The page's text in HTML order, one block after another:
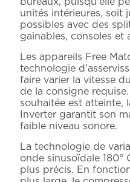
unités intérieures, soit
possibles avec des
gainables, consoles et
Les appareils Free
technologie
faire varier la vitesse
de la consigne
souhaitée est atteinte,
Inverter garantit son
faible niveau sonore.
La technologie de
onde sinusoïdale 180°
plus précis. En